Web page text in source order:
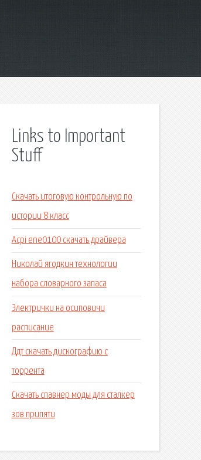
Links to Important
Stuff
Скачать итоговую контрольную по
истории 8 класс
Acpi ene0100 скачать драйвера
Николай ягодкин технологии
набора словарного запаса
Электрички на осиповичи
расписание
Ддт скачать дискографию с
торрента
Скачать спавнер моды для сталкер
зов припяти